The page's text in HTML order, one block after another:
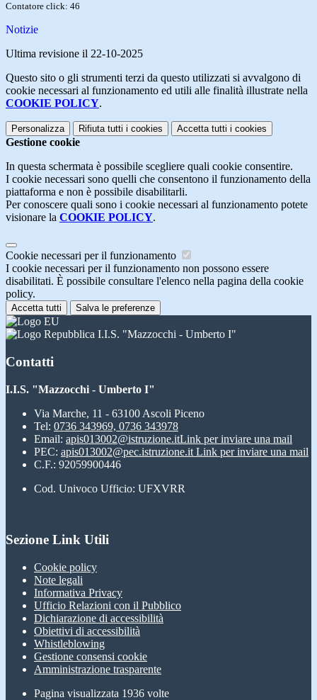
Contatore click: 46
Notizie
Ultima revisione il 22-10-2025
Questo sito o gli strumenti terzi da questo utilizzati si avvalgono di
cookie necessari al funzionamento ed utili alle finalità illustrate nella
COOKIE POLICY.
Personalizza Rifiuta tutti i cookies Accetta tutti i cookies
Gestione cookie
In questa schermata è possibile scegliere quali cookie consentire.
I cookie necessari sono quelli che consentono il funzionamento della
piattaforma e non è possibile disabilitarli.
Per conoscere quali sono i cookie necessari al funzionamento potete
visionare la COOKIE POLICY.
Cookie necessari per il funzionamento
I cookie necessari per il funzionamento non possono essere
disabilitati. È possibile consultare l'elenco nella pagina della cookie
policy.
Accetta tutti Salva le preferenze
I.I.S. "Mazzocchi - Umberto I"
Contatti
I.I.S. "Mazzocchi - Umberto I"
Via Marche, 11 - 63100 Ascoli Piceno
Tel: 0736 343969, 0736 343978
Email: apis013002@istruzione.itLink per inviare una mail
PEC: apis013002@pec.istruzione.it Link per inviare una mail
C.F.: 92059900446
Cod. Univoco Ufficio: UFXVRR
Sezione Link Utili
Cookie policy
Note legali
Informativa Privacy
Ufficio Relazioni con il Pubblico
Dichiarazione di accessibilità
Obiettivi di accessibilità
Whistleblowing
Gestione consensi cookie
Amministrazione trasparente
Pagina visualizzata 1936 volte